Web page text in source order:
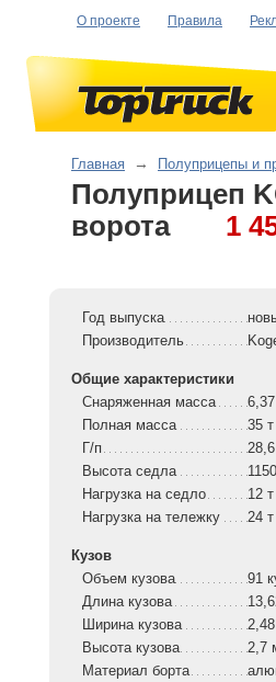
О проекте Правила
Главная → Полуприцепы и
Полуприцеп
ворота
1
Год выпуска
Производитель
Общие характеристики
Снаряженная масса
Полная масса
35 т
Г/п
Высота седла
Нагрузка на седло
12 т
Нагрузка на тележку
24 т
Кузов
Объем кузова
91
Длина кузова
Ширина кузова
Высота кузова
2,7
Материал борта